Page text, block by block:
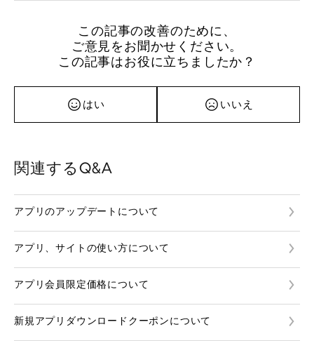
この記事の改善のために、
ご意見をお聞かせください。
この記事はお役に立ちましたか？
はい いいえ
関連するQ&A
アプリのアップデートについて
アプリ、サイトの使い方について
アプリ会員限定価格について
新規アプリダウンロードクーポンについて